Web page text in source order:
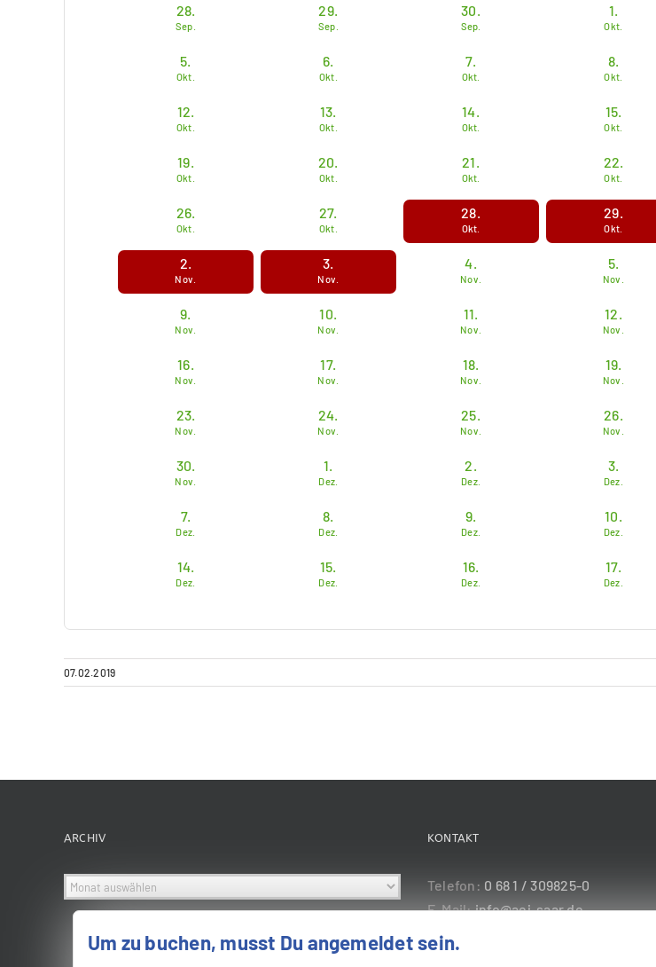
28.
Sep.
29.
Sep.
30.
Sep.
1.
Okt.
5.
Okt.
6.
Okt.
7.
Okt.
8.
Okt.
12.
Okt.
13.
Okt.
14.
Okt.
15.
Okt.
19.
Okt.
20.
Okt.
21.
Okt.
22.
Okt.
26.
Okt.
27.
Okt.
28.
Okt.
29.
Okt.
2.
Nov.
3.
Nov.
4.
Nov.
5.
Nov.
9.
Nov.
10.
Nov.
11.
Nov.
12.
Nov.
16.
Nov.
17.
Nov.
18.
Nov.
19.
Nov.
23.
Nov.
24.
Nov.
25.
Nov.
26.
Nov.
30.
Nov.
1.
Dez.
2.
Dez.
3.
Dez.
7.
Dez.
8.
Dez.
9.
Dez.
10.
Dez.
14.
Dez.
15.
Dez.
16.
Dez.
17.
Dez.
Um zu buchen, musst Du angemeldet sein.
07.02.2019
ARCHIV
Archiv
KONTAKT
Telefon: 0 68 1 / 309825-0
E-Mail:info@aej-saar.de
Webseite: